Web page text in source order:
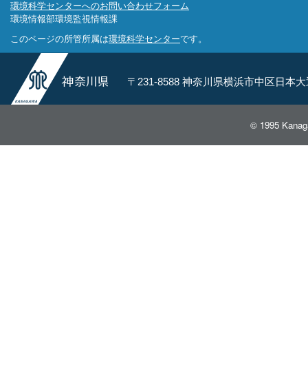
環境科学センターへのお問い合わせフォーム
環境情報部環境監視情報課
このページの所管所属は環境科学センターです。
〒231-8588 神奈川県横浜市中区日本大
© 1995